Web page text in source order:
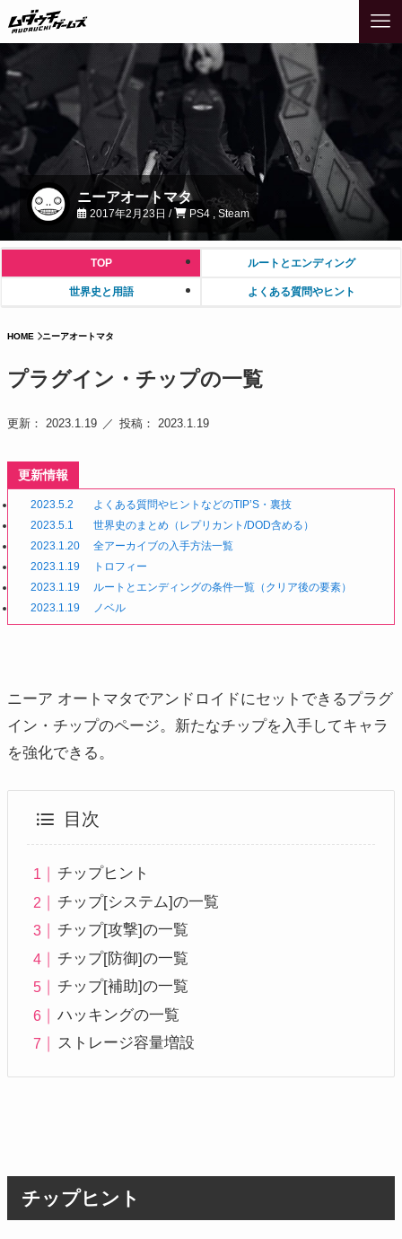
ニーアオートマタ
2017年2月23日 / PS4 , Steam
TOP ルートとエンディング
世界史と用語 よくある質問やヒント
HOME ニーアオートマタ
プラグイン・チップの一覧
更新： 2023.1.19 投稿： 2023.1.19
更新情報
2023.5.2
よくある質問やヒントなどのTIP’S・裏技
2023.5.1
世界史のまとめ（レプリカント/DOD含める）
2023.1.20
全アーカイブの入手方法一覧
2023.1.19
トロフィー
2023.1.19
ルートとエンディングの条件一覧（クリア後の要素）
2023.1.19
ノベル
ニーア オートマタでアンドロイドにセットできるプラグ
イン・チップのページ。新たなチップを入手してキャラ
を強化できる。
目次
チップヒント
チップ[システム]の一覧
チップ[攻撃]の一覧
チップ[防御]の一覧
チップ[補助]の一覧
ハッキングの一覧
ストレージ容量増設
チップヒント